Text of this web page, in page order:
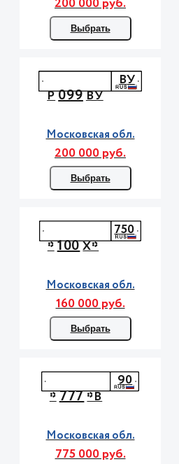
Выбрать
Р099ВУ
ВУ
Московская обл.
200 000 руб.
Выбрать
*100Х*
750
Московская обл.
160 000 руб.
Выбрать
*777*В
90
Московская обл.
775 000 руб.